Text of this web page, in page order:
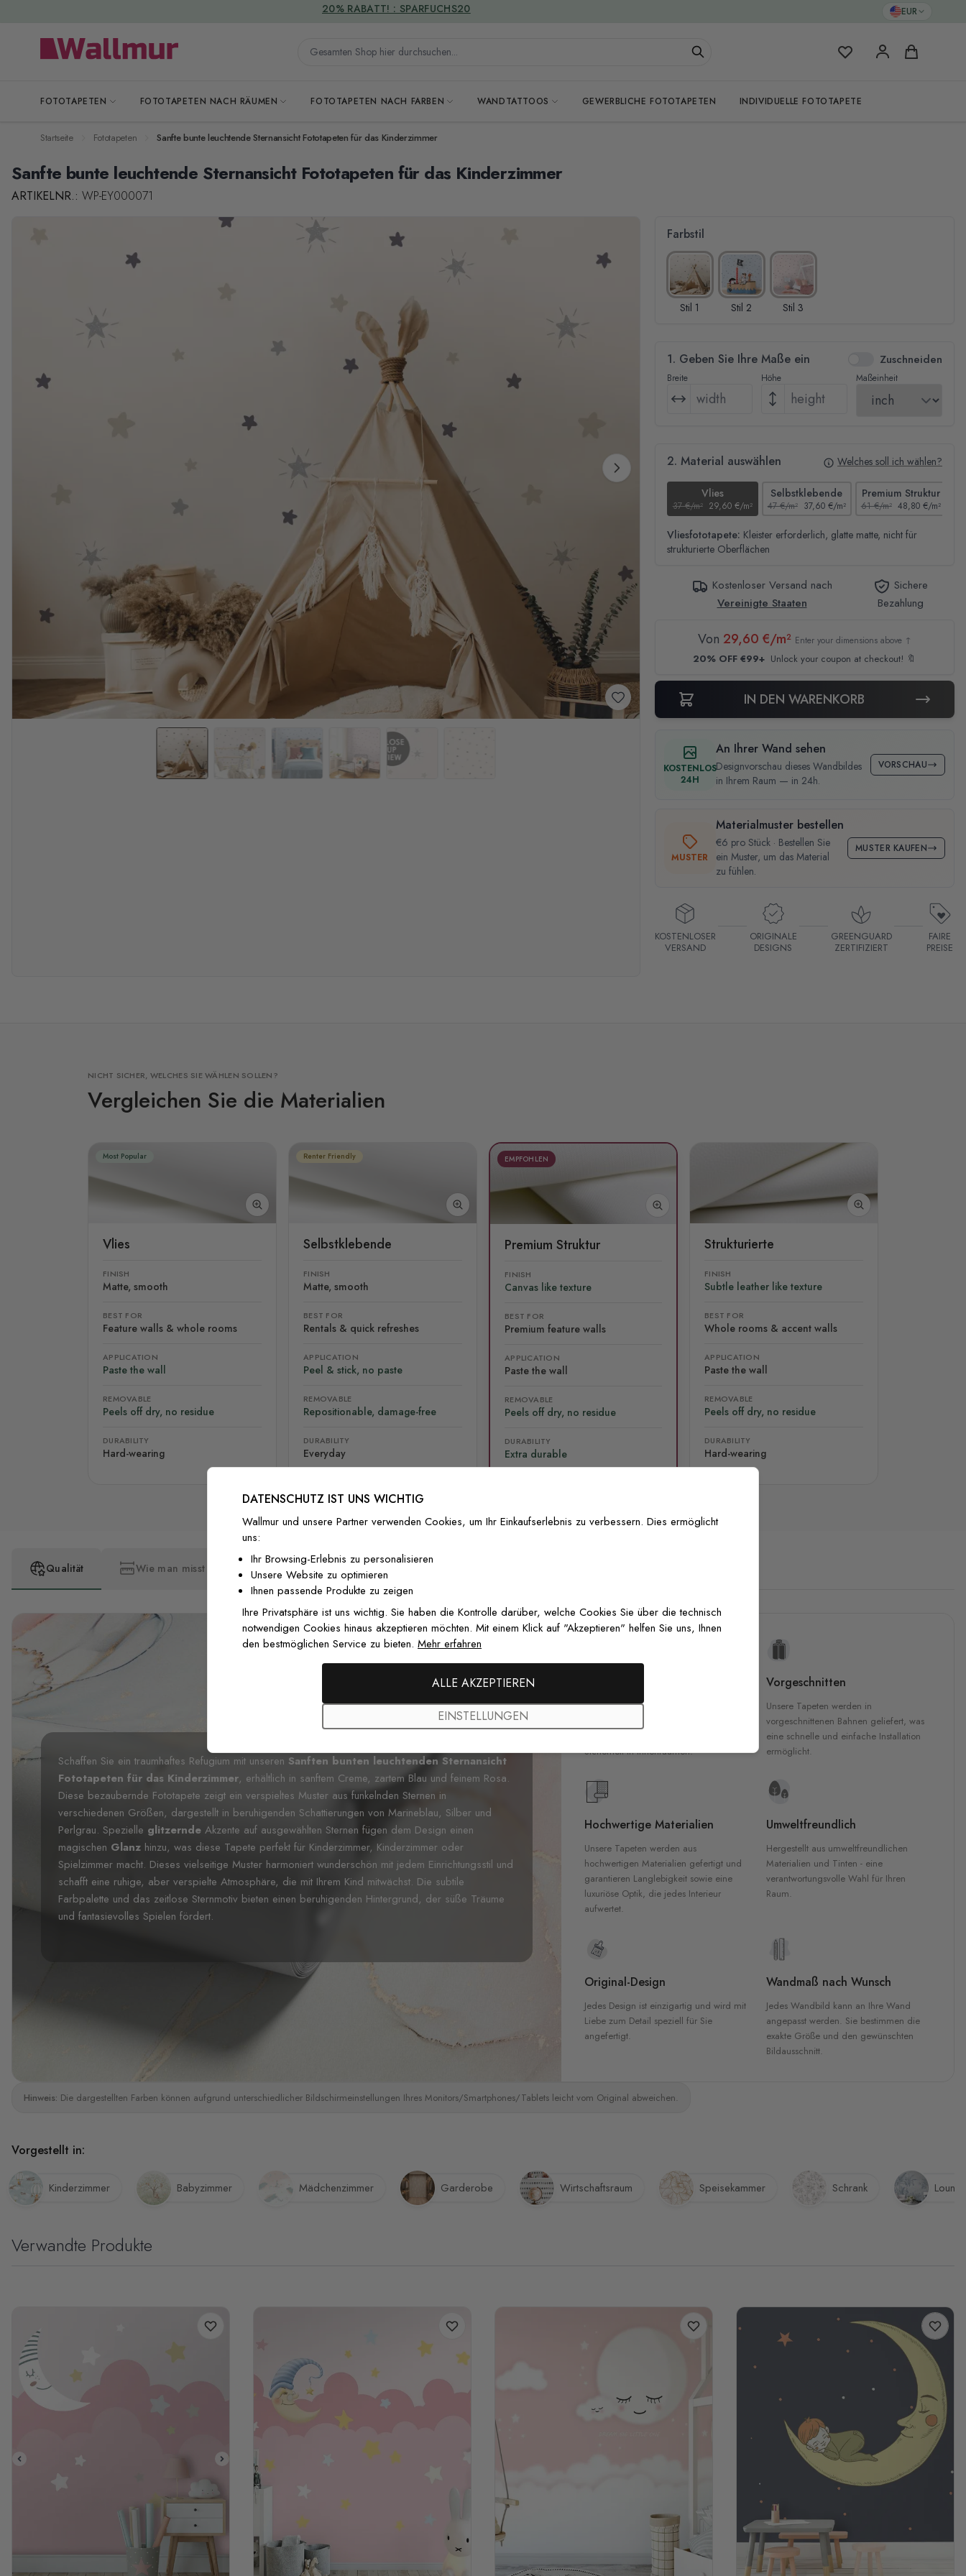
EUR
Gesamten Shop hier durchsuchen... Meine FavoritenWarenkorb
FOTOTAPETEN FOTOTAPETEN NACH RÄUMEN FOTOTAPETEN NACH FARBEN WANDTATTOOS GEWERBLICHE FOTOTAPETEN INDIVIDUELLE FOTOTAPETE
VERSANDKOSTENFREI
Startseite Fototapeten Sanfte bunte leuchtende Sternansicht Fototapeten für das Kinderzimmer
Sanfte bunte leuchtende Sternansicht Fototapeten für das Kinderzimmer
ARTIKELNR.: WP-EY000071
Farbstil
Stil 1 Stil 2 Stil 3
1. Geben Sie Ihre Maße ein Zuschneiden
Breite Höhe Maßeinheit
2. Material auswählen Welches soll ich wählen?
Vlies
37 €/m² 29,60 €/m²
Selbstklebende
47 €/m² 37,60 €/m²
Premium Struktur
61 €/m² 48,80 €/m²
Vliesfototapete: Kleister erforderlich, glatte matte, nicht für
strukturierte Oberflächen
Kostenloser Versand nach
Vereinigte Staaten
Sichere
Bezahlung
Von 29,60 €/m² Enter your dimensions above ↑
20% OFF €99+ Unlock your coupon at checkout! 🔖
IN DEN WARENKORB
KOSTENLOS
24H
An Ihrer Wand sehen
Designvorschau dieses Wandbildes
in Ihrem Raum — in 24h.
VORSCHAU
MUSTER
Materialmuster bestellen
€6 pro Stück · Bestellen Sie
ein Muster, um das Material
zu fühlen.
MUSTER KAUFEN
KOSTENLOSER
VERSAND
ORIGINALE
DESIGNS
GREENGUARD
ZERTIFIZIERT
FAIRE
PREISE
NICHT SICHER, WELCHES SIE WÄHLEN SOLLEN?
Vergleichen Sie die Materialien
Most Popular
Vlies
FINISH
Matte, smooth
BEST FOR
Feature walls & whole rooms
APPLICATION
Paste the wall
REMOVABLE
Peels off dry, no residue
DURABILITY
Hard-wearing
Renter Friendly
Selbstklebende
FINISH
Matte, smooth
BEST FOR
Rentals & quick refreshes
APPLICATION
Peel & stick, no paste
REMOVABLE
Repositionable, damage-free
DURABILITY
Everyday
EMPFOHLEN
Premium Struktur
FINISH
Canvas like texture
BEST FOR
Premium feature walls
APPLICATION
Paste the wall
REMOVABLE
Peels off dry, no residue
DURABILITY
Extra durable
Strukturierte
FINISH
Subtle leather like texture
BEST FOR
Whole rooms & accent walls
APPLICATION
Paste the wall
REMOVABLE
Peels off dry, no residue
DURABILITY
Hard-wearing
Qualität Wie man misst Wie man installiert
Schaffen Sie ein traumhaftes Refugium mit unseren Sanften bunten leuchtenden Sternansicht
Fototapeten für das Kinderzimmer, erhältlich in sanftem Creme, zartem Blau und feinem Rosa.
Diese bezaubernde Fototapete zeigt ein verspieltes Muster aus funkelnden Sternen in
verschiedenen Größen, dargestellt in beruhigenden Schattierungen von Marineblau, Silber und
Perlgrau. Spezielle glitzernde Akzente auf ausgewählten Sternen fügen dem Design einen
magischen Glanz hinzu, was diese Tapete perfekt für Kinderzimmer, Kinderzimmer oder
Spielzimmer macht. Dieses vielseitige Muster harmoniert wunderschön mit jedem Einrichtungsstil und
schafft eine ruhige, aber verspielte Atmosphäre, die mit Ihrem Kind mitwächst. Die subtile
Farbpalette und das zeitlose Sternmotiv bieten einen beruhigenden Hintergrund, der süße Träume
und fantasievolles Spielen fördert.
Außergewöhnliche Druckqualität.
Sicherheit in Innenräumen.
Vorgeschnitten
Unsere Tapeten werden in
vorgeschnittenen Bahnen geliefert, was
eine schnelle und einfache Installation
ermöglicht.
Hochwertige Materialien
Unsere Tapeten werden aus
hochwertigen Materialien gefertigt und
garantieren Langlebigkeit sowie eine
luxuriöse Optik, die jedes Interieur
aufwertet.
Umweltfreundlich
Hergestellt aus umweltfreundlichen
Materialien und Tinten - eine
verantwortungsvolle Wahl für Ihren
Raum.
Original-Design
Jedes Design ist einzigartig und wird mit
Liebe zum Detail speziell für Sie
angefertigt.
Wandmaß nach Wunsch
Jedes Wandbild kann an Ihre Wand
angepasst werden. Sie bestimmen die
exakte Größe und den gewünschten
Bildausschnitt.
Hinweis: Die dargestellten Farben können aufgrund unterschiedlicher Bildschirmeinstellungen Ihres Monitors/Smartphones/Tablets leicht vom Original abweichen.
Vorgestellt in:
Kinderzimmer Babyzimmer Mädchenzimmer Garderobe Wirtschaftsraum Speisekammer Schrank
Verwandte Produkte
DATENSCHUTZ IST UNS WICHTIG
Wallmur und unsere Partner verwenden Cookies, um Ihr Einkaufserlebnis zu verbessern. Dies ermöglicht
uns:
Ihr Browsing-Erlebnis zu personalisieren
Unsere Website zu optimieren
Ihnen passende Produkte zu zeigen
Ihre Privatsphäre ist uns wichtig. Sie haben die Kontrolle darüber, welche Cookies Sie über die technisch
notwendigen Cookies hinaus akzeptieren möchten. Mit einem Klick auf "Akzeptieren" helfen Sie uns, Ihnen
den bestmöglichen Service zu bieten. Mehr erfahren
ALLE AKZEPTIEREN
EINSTELLUNGEN